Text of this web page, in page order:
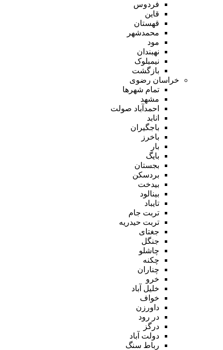
فردوس
قاین
قهستان
محمدشهر
مود
نهبندان
نیمبلوک
بازگشت
خراسان رضوی
تمام شهر‌ها
مشهد
احمدآباد صولت
انابد
باجگیران
باخرز
بار
بایگ
بجستان
بردسکن
بیدخت
بینالود
تایباد
تربت جام
تربت حیدریه
جغتای
جنگل
چاشلو
چکنه
چناران
خرو
خلیل آباد
خواف
داورزن
در رود
درگز
دولت آباد
رباط سنگ